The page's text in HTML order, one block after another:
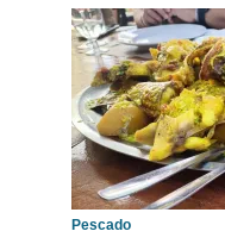
Pescado